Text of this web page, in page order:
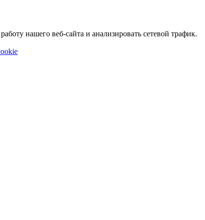
нашего веб-сайта и анализировать сетевой трафик.